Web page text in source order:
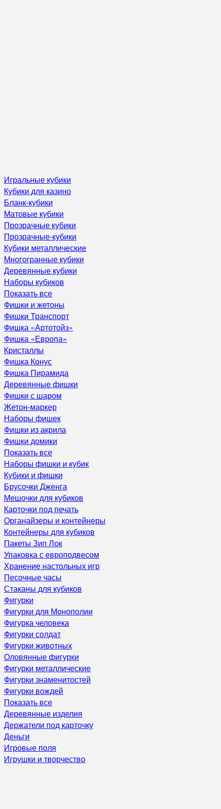
Игральные кубики
Кубики для казино
Бланк-кубики
Матовые кубики
Прозрачные кубики
Прозрачные-кубики
Кубики металлические
Многогранные кубики
Деревянные кубики
Наборы кубиков
Показать все
Фишки и жетоны
Фишки Транспорт
Фишка «Артотойз»
Фишка «Европа»
Кристаллы
Фишка Конус
Фишка Пирамида
Деревянные фишки
Фишки с шаром
Жетон-маркер
Наборы фишек
Фишки из акрила
Фишки домики
Показать все
Наборы фишки и кубик
Кубики и фишки
Брусочки Дженга
Мешочки для кубиков
Карточки под печать
Органайзеры и контейнеры
Контейнеры для кубиков
Пакеты Зип Лок
Упаковка с европодвесом
Хранение настольных игр
Песочные часы
Стаканы для кубиков
Фигурки
Фигурки для Монополии
Фигурка человека
Фигурки солдат
Фигурки животных
Оловянные фигурки
Фигурки металлические
Фигурки знаменитостей
Фигурки вождей
Показать все
Деревянные изделия
Держатели под карточку
Деньги
Игровые поля
Игрушки и творчество